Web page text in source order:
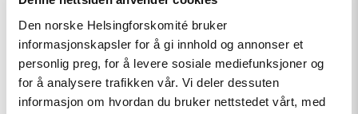
Den norske Helsingforskomité bruker
informasjonskapsler for å gi innhold og annonser et
personlig preg, for å levere sosiale mediefunksjoner og
for å analysere trafikken vår. Vi deler dessuten
informasjon om hvordan du bruker nettstedet vårt, med
Møt Helsingforskomiteen på
Arendalsuka 2026
Read